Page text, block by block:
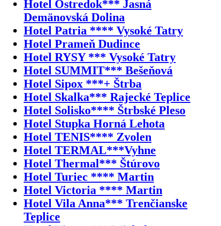
Hotel Ostredok*** Jasná
Demänovská Dolina
Hotel Patria **** Vysoké Tatry
Hotel Prameň Dudince
Hotel RYSY *** Vysoké Tatry
Hotel SUMMIT*** Bešeňová
Hotel Sipox ***+ Štrba
Hotel Skalka*** Rajecké Teplice
Hotel Solisko**** Štrbské Pleso
Hotel Stupka Horná Lehota
Hotel TENIS**** Zvolen
Hotel TERMAL***Vyhne
Hotel Thermal*** Štúrovo
Hotel Turiec **** Martin
Hotel Victoria **** Martin
Hotel Vila Anna*** Trenčianske
Teplice